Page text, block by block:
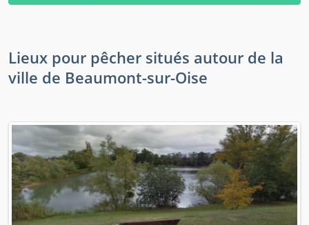
Lieux pour pêcher situés autour de la
ville de Beaumont-sur-Oise